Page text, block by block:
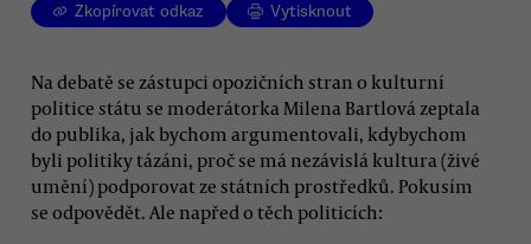
Zkopírovat odkaz Vytisknout
Na debatě se zástupci opozičních stran o kulturní
politice státu se moderátorka Milena Bartlová zeptala
do publika, jak bychom argumentovali, kdybychom
byli politiky tázáni, proč se má nezávislá kultura (živé
umění) podporovat ze státních prostředků. Pokusím
se odpovědět. Ale napřed o těch politicích: